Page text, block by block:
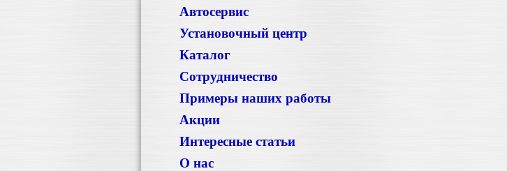
Автосервис
Установочный центр
Каталог
Сотрудничество
Примеры наших работы
Акции
Интересные статьи
О нас